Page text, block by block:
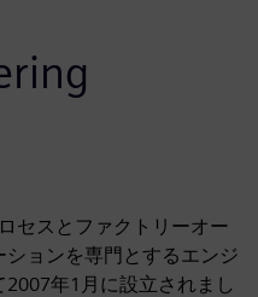
セスとファクトリーオー
ションを専門とするエンジ
年1月に設立されまし